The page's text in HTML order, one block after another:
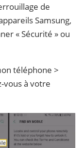
de
Samsung,
« Sécurité » ou
téléphone >
vous à votre